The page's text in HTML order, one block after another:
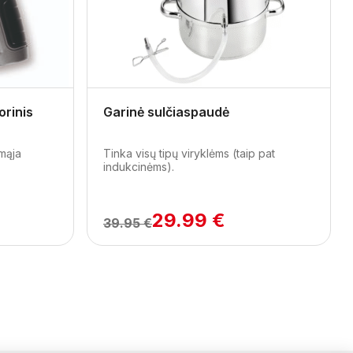
Garinė sulčiaspaudė
Tinka visų tipų viryklėms (taip pat
indukcinėms).
39.95 €29.99 €